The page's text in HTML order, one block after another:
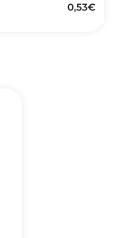
0,53€